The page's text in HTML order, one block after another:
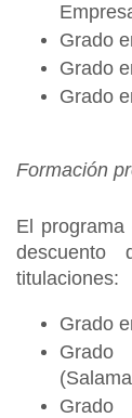
Grado
Grado
Grado
Formación
El
descuento
titulaciones:
Grado
Grado